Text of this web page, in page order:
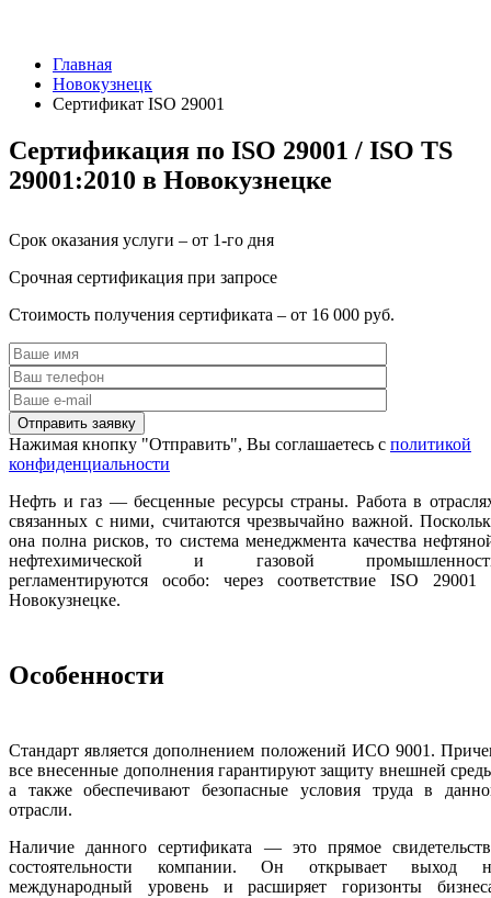
Главная
Новокузнецк
Сертификат ISO 29001
Сертификация по ISO 29001 / ISO TS
29001:2010 в Новокузнецке
Срок оказания услуги – от 1-го дня
Срочная сертификация при запросе
Стоимость получения сертификата – от 16 000 руб.
Нажимая кнопку "Отправить", Вы соглашаетесь с политикой
конфиденциальности
Нефть и газ — бесценные ресурсы страны. Работа в
связанных с ними, считаются чрезвычайно важной.
она полна рисков, то система менеджмента качества
нефтехимической и газовой
регламентируются особо: через соответствие ISO 29001
Новокузнецке.
Особенности
Стандарт является дополнением положений ИСО 9001.
все внесенные дополнения гарантируют защиту внешней
а также обеспечивают безопасные условия труда в
отрасли.
Наличие данного сертификата — это прямое
состоятельности компании. Он открывает выход
международный уровень и расширяет горизонты